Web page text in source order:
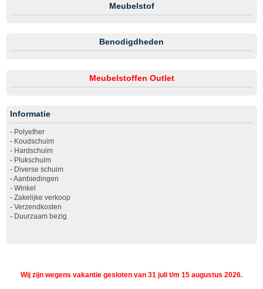
Meubelstof
Benodigdheden
Meubelstoffen Outlet
Informatie
- Polyether
- Koudschuim
- Hardschuim
- Plukschuim
- Diverse schuim
-Aanbiedingen
- Winkel
- Zakelijke verkoop
- Verzendkosten
- Duurzaam bezig
Wij zijn wegens vakantie gesloten van 31 juli t/m 15 augustus 2026.